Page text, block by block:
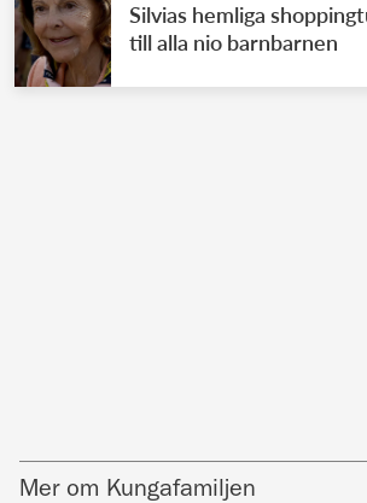
Silvias hemliga
till alla nio barnbarnen
Mer om Kungafamiljen